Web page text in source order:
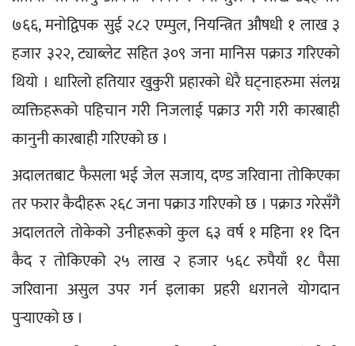
७६६, मनोद्विपक सुई २८२ एम्पुल, नियन्त्रित औषधी १ लाख ३
हजार ३२२, ट्याब्लेट सहित ३०९ जना मानिस पक्राउ गरिएको
थियो । धारिलो हतियार खुकुरी प्रहारको धेरै घट्नाहरुमा संलग्न
व्यक्तिहरूको पहिचान गरी निजलाई पक्राउ गरी गरी कारबाही
कानुनी कारबाही गरिएको छ ।
अदालतबाट फैसला भई जेल सजाय, दण्ड जरिवाना तोकिएका
तर फरार कैदीहरू २६८ जना पक्राउ गरिएको छ । पक्राउ गरेसँगै
अदालतले तोकेको उनीहरूको कुल ६३ वर्ष १ महिना ११ दिन
कैद र तोकिएको २५ लाख २ हजार ५६८ रुपैयाँ १८ पैसा
जरिवाना असुल उपर गर्न इलाका प्रहरी धरानले योगदान
पुर्‍याएको छ ।